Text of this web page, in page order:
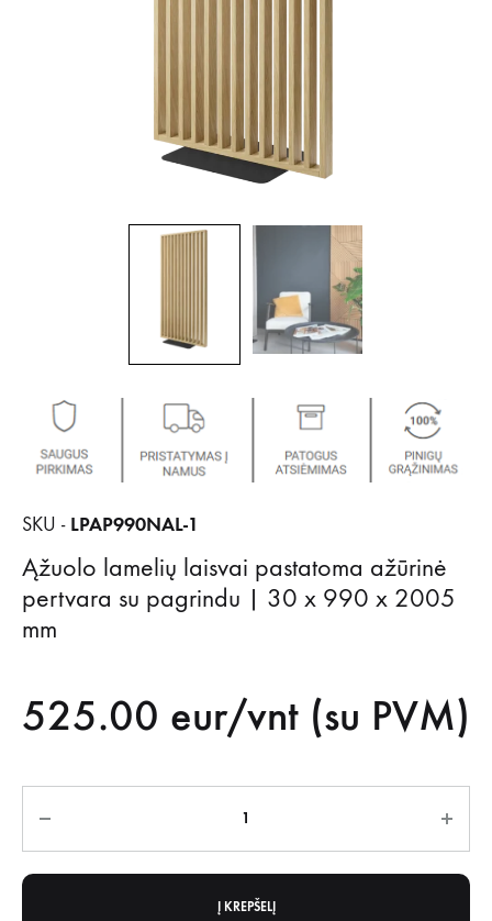
SKU - LPAP990NAL-1
Ąžuolo lamelių laisvai pastatoma ažūrinė
pertvara su pagrindu | 30 x 990 x 2005
mm
525.00 eur/vnt (su PVM)
Į KREPŠELĮ